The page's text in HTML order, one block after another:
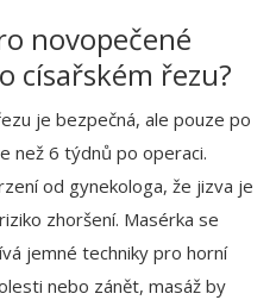
novopečené
císařském řezu?
je bezpečná, ale pouze po
než 6 týdnů po operaci.
od gynekologa, že jizva je
zhoršení. Masérka se
jemné techniky pro horní
nebo zánět, masáž by